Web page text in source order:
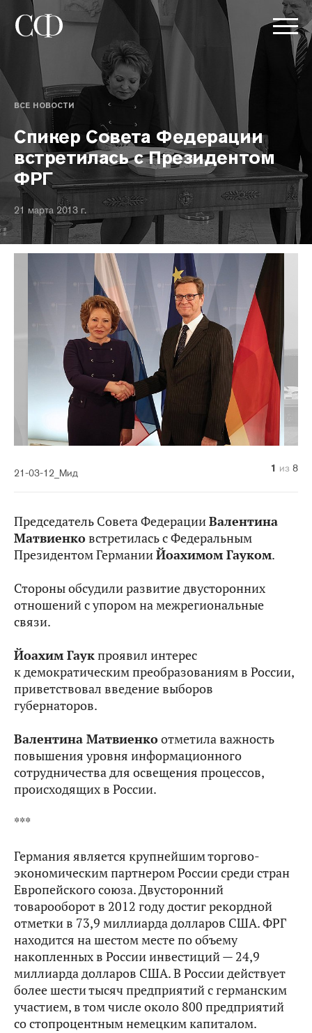
ВСЕ НОВОСТИ
Спикер Совета Федерации
встретилась с Президентом
ФРГ
21 марта 2013 г.
21-03-12_Мид 1 из 8
2 из 8
3 из 8
4 из 8
5 из 8
6 из 8
7 из 8
8 из 8
Председатель Совета ФедерацииВалентина
Матвиенковстретилась с Федеральным
Президентом ГерманииЙоахимом Гауком.
Стороны обсудили развитие двусторонних
отношений с упором на межрегиональные
связи.
Йоахим Гаукпроявил интерес
к демократическим преобразованиям в России,
приветствовал введение выборов
губернаторов.
Валентина Матвиенкоотметила важность
повышения уровня информационного
сотрудничества для освещения процессов,
происходящих в России.
***
Германия является крупнейшим торгово-
экономическим партнером России среди стран
Европейского союза. Двусторонний
товарооборот в 2012 году достиг рекордной
отметки в 73,9 миллиарда долларов США. ФРГ
находится на шестом месте по объему
накопленных в России инвестиций — 24,9
миллиарда долларов США. В России действует
более шести тысяч предприятий с германским
участием, в том числе около 800 предприятий
со стопроцентным немецким капиталом.